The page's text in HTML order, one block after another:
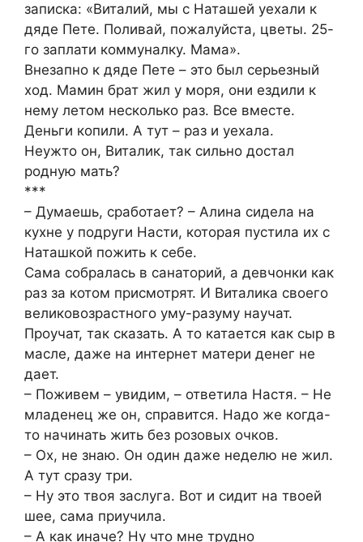
записка: «Виталий, мы с Наташей уехали к
дяде Пете. Поливай, пожалуйста, цветы. 25-
го заплати коммуналку. Мама».
Внезапно к дяде Пете – это был серьезный
ход. Мамин брат жил у моря, они ездили к
нему летом несколько раз. Все вместе.
Деньги копили. А тут – раз и уехала.
Неужто он, Виталик, так сильно достал
родную мать?
***
– Думаешь, сработает? – Алина сидела на
кухне у подруги Насти, которая пустила их с
Наташкой пожить к себе.
Сама собралась в санаторий, а девчонки как
раз за котом присмотрят. И Виталика своего
великовозрастного уму-разуму научат.
Проучат, так сказать. А то катается как сыр в
масле, даже на интернет матери денег не
дает.
– Поживем – увидим, – ответила Настя. – Не
младенец же он, справится. Надо же когда-
то начинать жить без розовых очков.
– Ох, не знаю. Он один даже неделю не жил.
А тут сразу три.
– Ну это твоя заслуга. Вот и сидит на твоей
шее, сама приучила.
– А как иначе? Ну что мне трудно